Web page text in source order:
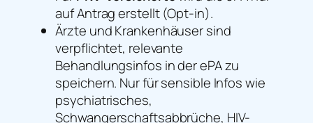
auf Antrag erstellt (Opt-in).
Ärzte und Krankenhäuser sind
verpflichtet, relevante
Behandlungsinfos in der ePA zu
speichern. Nur für sensible Infos wie
psychiatrisches,
Schwangerschaftsabbrüche, HIV-